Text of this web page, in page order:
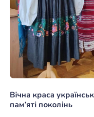
Вічна краса
пам’яті поколінь